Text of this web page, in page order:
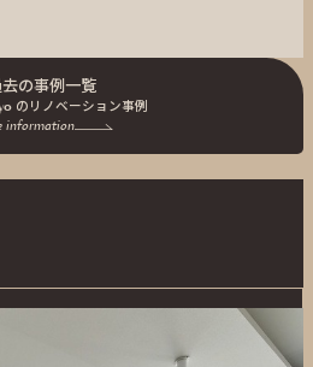
の事例一覧
の リノベーション事例
information